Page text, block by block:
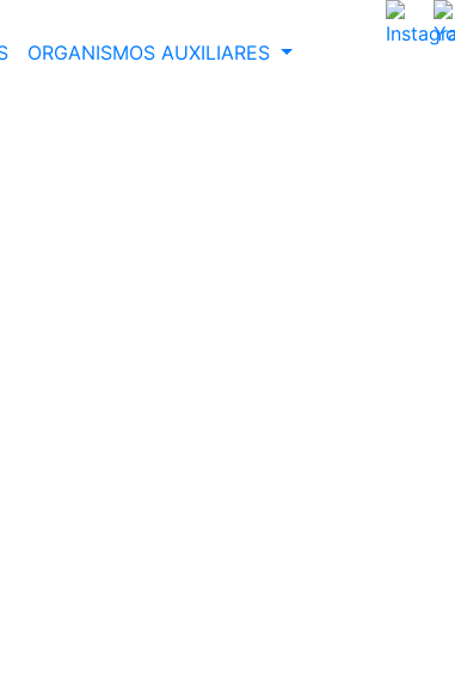
ORGANISMOS AUXILIARES